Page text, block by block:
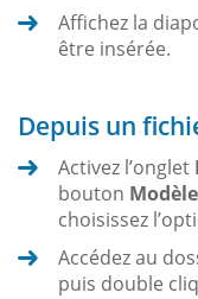
Affichez la
être insérée.
Depuis un
Activez l’onglet
bouton
choisissez
Accédez au
puis double